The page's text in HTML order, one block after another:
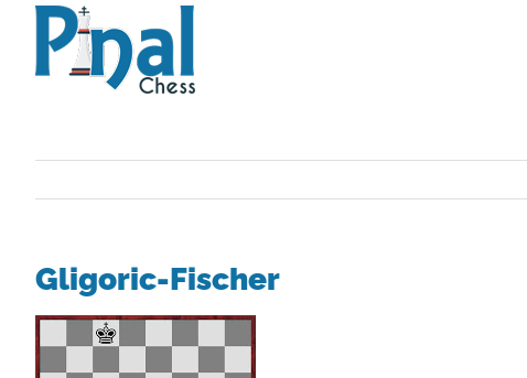
Saltar
contenido
Gligoric-Fischer